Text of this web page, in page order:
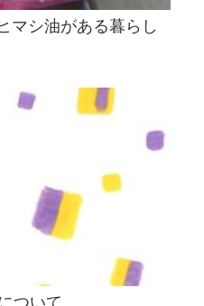
マシ油がある暮らし